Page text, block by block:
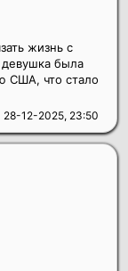
28-12-2025, 23:50
жизнь с
была
США, что стало